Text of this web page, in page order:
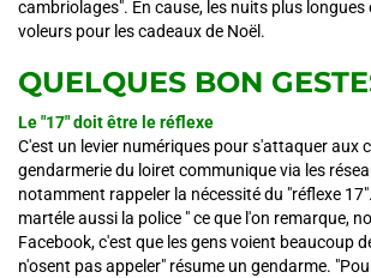
cambriolages". En cause, les nuits plus longues
voleurs pour les cadeaux de Noël.
QUELQUES BON
Le "17" doit être le réflexe
C'est un levier numériques pour s'attaquer aux
gendarmerie du loiret communique via les
notamment rappeler la nécessité du "réflexe
martéle aussi la police " ce que l'on remarque,
Facebook, c'est que les gens voient beaucoup
n'osent pas appeler" résume un gendarme.